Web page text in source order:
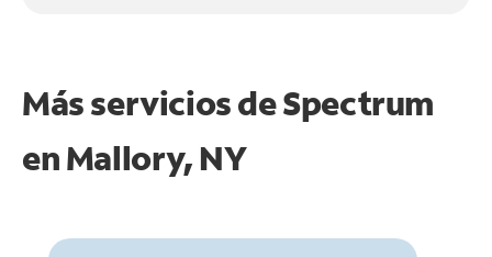
Más servicios de Spectrum
enMallory, NY